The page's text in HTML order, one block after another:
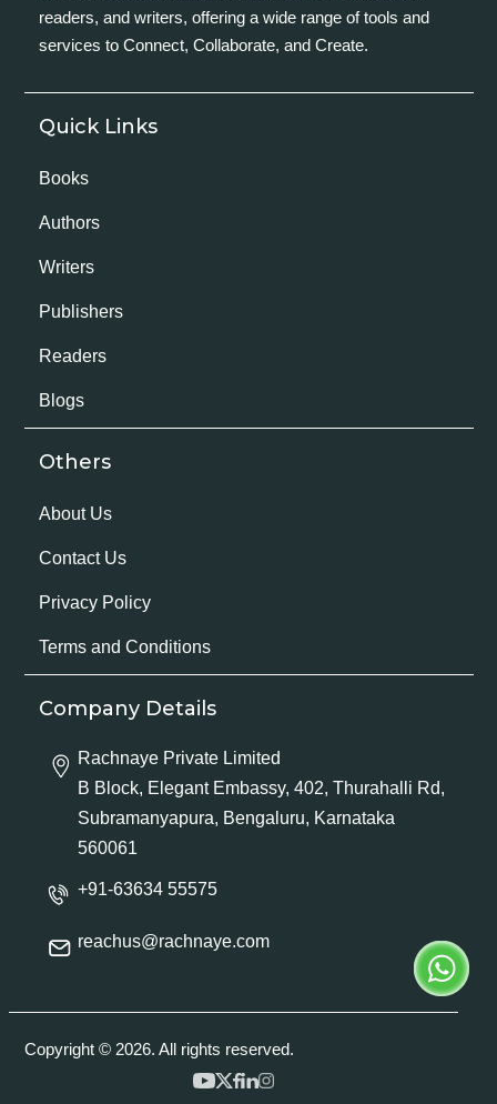
readers, and writers, offering a wide range of tools and
services to Connect, Collaborate, and Create.
Quick Links
Books
Authors
Writers
Publishers
Readers
Blogs
Others
About Us
Contact Us
Privacy Policy
Terms and Conditions
Company Details
Rachnaye Private Limited
B Block, Elegant Embassy, 402, Thurahalli Rd,
Subramanyapura, Bengaluru, Karnataka
560061
+91-63634 55575
reachus@rachnaye.com
Copyright © 2026. All rights reserved.